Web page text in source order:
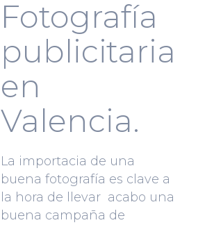
Fotografía
publicitaria
en
Valencia.
La importacia de una
buena fotografía es clave a
la hora de llevar acabo una
buena campaña de